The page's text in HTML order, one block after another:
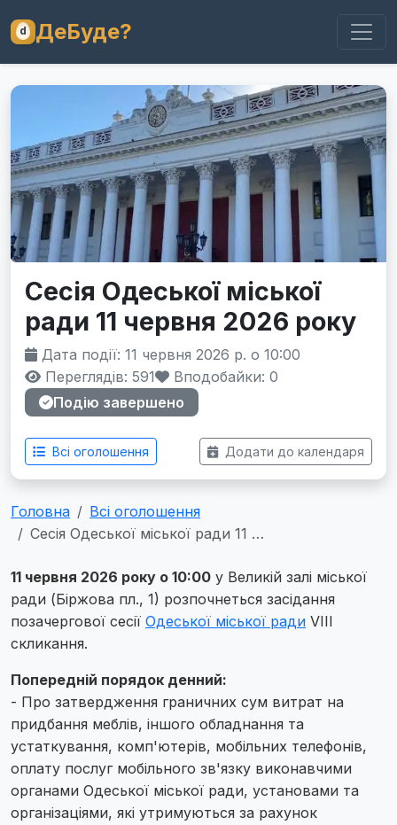
ДеБуде?
Сeciя Одеської міської
ради 11 червня 2026 року
Дата події: 11 червня 2026 р. о 10:00
Переглядів: 591
Вподобайки: 0
Подію завершено
Всі оголошення Додати до календаря
Головна
Всі оголошення
Сeciя Одеської міської ради 11 …
11 червня 2026 року о 10:00 у Великій залі міської
ради (Біржова пл., 1) розпочнеться засідання
позачергової ceciї Одеської міської ради VІІI
скликання.
Попередній порядок денний:
- Про затвердження граничних сум витрат на
придбання меблів, іншого обладнання та
устаткування, комп'ютерів, мобільних телефонів,
оплату послуг мобільного зв'язку виконавчими
органами Одеської міської ради, установами та
організаціями, які утримуються за рахунок